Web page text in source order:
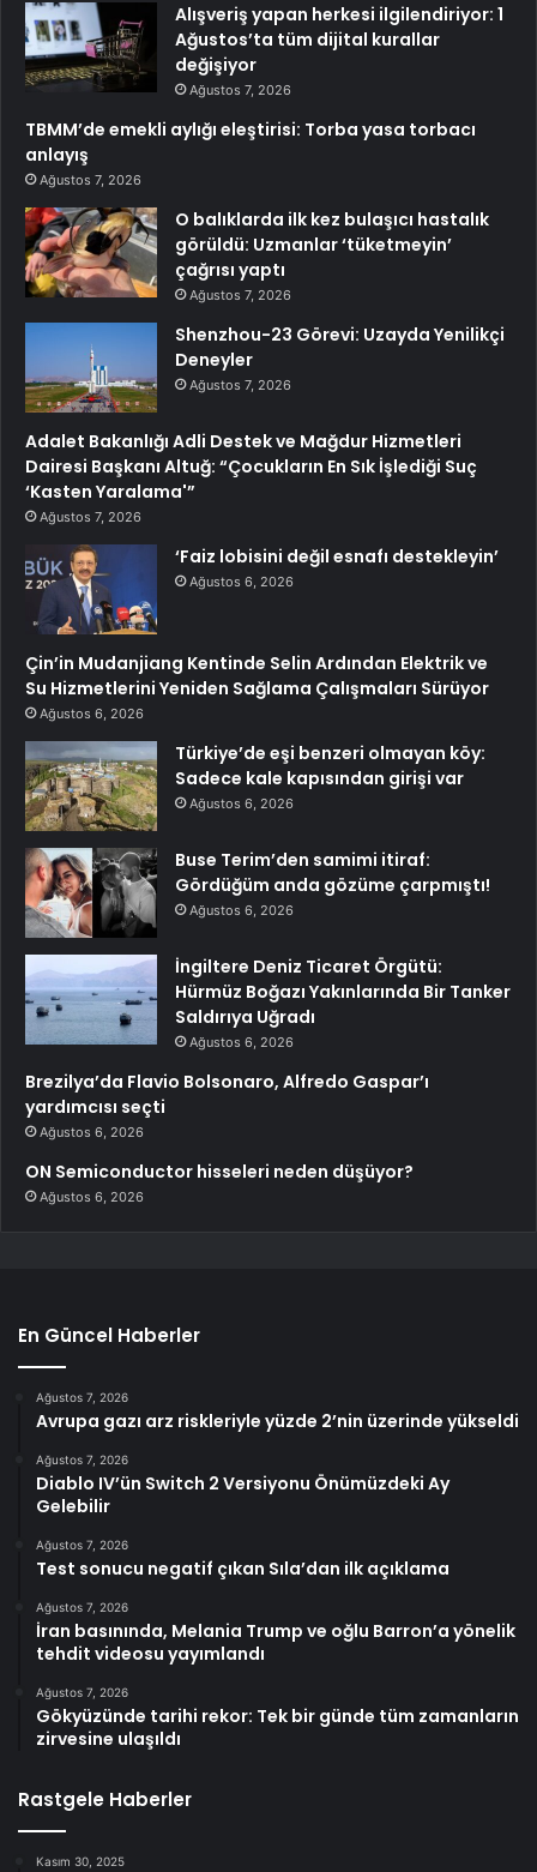
Alışveriş yapan herkesi ilgilendiriyor: 1
Ağustos’ta tüm dijital kurallar
değişiyor
Ağustos 7, 2026
TBMM’de emekli aylığı eleştirisi: Torba yasa torbacı
anlayış
Ağustos 7, 2026
O balıklarda ilk kez bulaşıcı hastalık
görüldü: Uzmanlar ‘tüketmeyin’
çağrısı yaptı
Ağustos 7, 2026
Shenzhou-23 Görevi: Uzayda Yenilikçi
Deneyler
Ağustos 7, 2026
Adalet Bakanlığı Adli Destek ve Mağdur Hizmetleri
Dairesi Başkanı Altuğ: “Çocukların En Sık İşlediği Suç
‘Kasten Yaralama'”
Ağustos 7, 2026
‘Faiz lobisini değil esnafı destekleyin’
Ağustos 6, 2026
Çin’in Mudanjiang Kentinde Selin Ardından Elektrik ve
Su Hizmetlerini Yeniden Sağlama Çalışmaları Sürüyor
Ağustos 6, 2026
Türkiye’de eşi benzeri olmayan köy:
Sadece kale kapısından girişi var
Ağustos 6, 2026
Buse Terim’den samimi itiraf:
Gördüğüm anda gözüme çarpmıştı!
Ağustos 6, 2026
İngiltere Deniz Ticaret Örgütü:
Hürmüz Boğazı Yakınlarında Bir Tanker
Saldırıya Uğradı
Ağustos 6, 2026
Brezilya’da Flavio Bolsonaro, Alfredo Gaspar’ı
yardımcısı seçti
Ağustos 6, 2026
ON Semiconductor hisseleri neden düşüyor?
Ağustos 6, 2026
En Güncel Haberler
Ağustos 7, 2026
Avrupa gazı arz riskleriyle yüzde 2’nin üzerinde yükseldi
Ağustos 7, 2026
Diablo IV’ün Switch 2 Versiyonu Önümüzdeki Ay
Gelebilir
Ağustos 7, 2026
Test sonucu negatif çıkan Sıla’dan ilk açıklama
Ağustos 7, 2026
İran basınında, Melania Trump ve oğlu Barron’a yönelik
tehdit videosu yayımlandı
Ağustos 7, 2026
Gökyüzünde tarihi rekor: Tek bir günde tüm zamanların
zirvesine ulaşıldı
Rastgele Haberler
Kasım 30, 2025